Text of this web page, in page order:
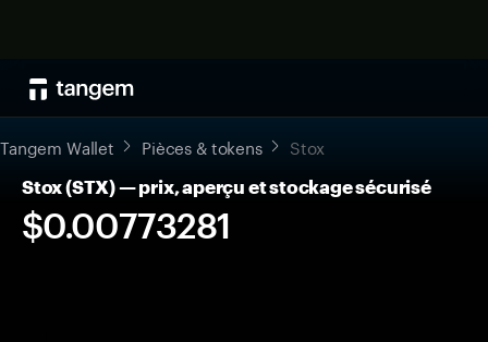
Tangem Wallet Pièces & tokens Stox
Stox (STX) — prix, aperçu et stockage sécurisé
$0.00773281